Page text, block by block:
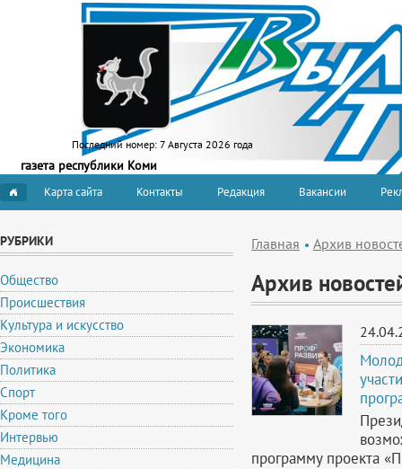
Последний номер: 7 Августа 2026 года
газета республики Коми
Карта сайта Контакты Редакция Вакансии
РУБРИКИ
Общество
Происшествия
Культура и искусство
Экономика
Политика
Спорт
Кроме того
Интервью
Медицина
Главная Архив
Архив
программу проекта